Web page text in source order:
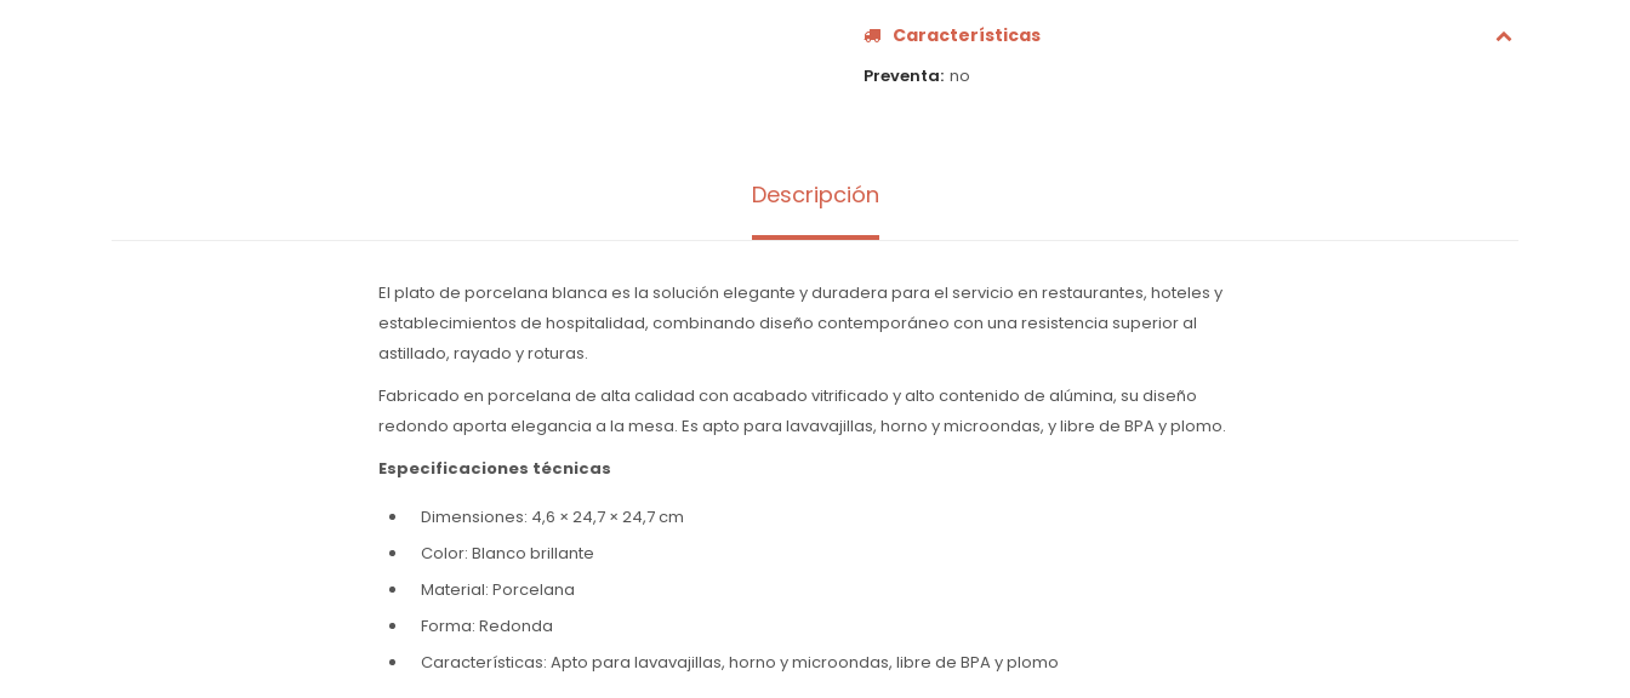
Características
Preventa no
Descripción
El plato de porcelana blanca es la solución elegante y duradera para el servicio en restaurantes, hoteles y
establecimientos de hospitalidad, combinando diseño contemporáneo con una resistencia superior al
astillado, rayado y roturas.
Fabricado en porcelana de alta calidad con acabado vitrificado y alto contenido de alúmina, su diseño
redondo aporta elegancia a la mesa. Es apto para lavavajillas, horno y microondas, y libre de BPA y plomo.
Especificaciones técnicas
Dimensiones: 4,6 × 24,7 × 24,7 cm
Color: Blanco brillante
Material: Porcelana
Forma: Redonda
Características: Apto para lavavajillas, horno y microondas, libre de BPA y plomo